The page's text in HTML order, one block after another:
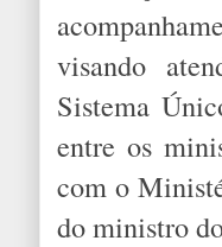
visando
Sistema
entre os
com o
do ministro